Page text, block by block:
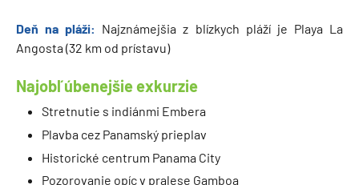
Deň na pláži: Najznámejšia z blízkych pláží je Playa La
Angosta (32 km od prístavu)
Najobľúbenejšie exkurzie
Stretnutie s indiánmi Embera
Plavba cez Panamský prieplav
Historické centrum Panama City
Pozorovanie opíc v pralese Gamboa